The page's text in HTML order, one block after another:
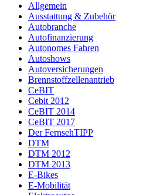
Allgemein
Ausstattung & Zubehör
Autobranche
Autofinanzierung
Autonomes Fahren
Autoshows
Autoversicherungen
Brennstoffzellenantrieb
CeBIT
Cebit 2012
CeBIT 2014
CeBIT 2017
Der FernsehTIPP
DTM
DTM 2012
DTM 2013
E-Bikes
E-Mobilität